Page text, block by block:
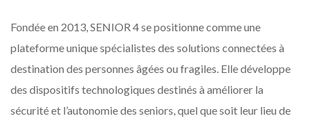
Fondée en 2013, SENIOR 4 se positionne comme une
plateforme unique spécialistes des solutions connectées à
destination des personnes âgées ou fragiles. Elle développe
des dispositifs technologiques destinés à améliorer la
sécurité et l’autonomie des seniors, quel que soit leur lieu de